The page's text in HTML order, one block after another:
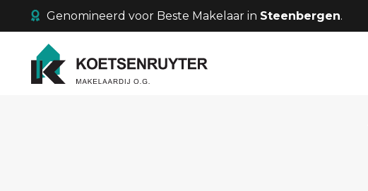
Genomineerd voor Beste Makelaar in Steenbergen.